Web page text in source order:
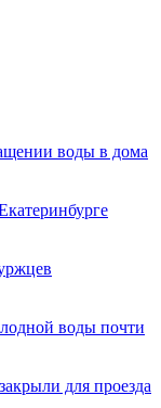
воды в дома
воды почти
для проезда